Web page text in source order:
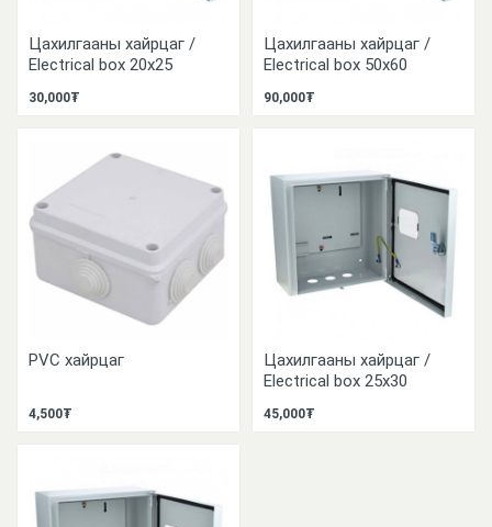
Цахилгааны хайрцаг /
Electrical box 20x25
30,000₮
Цахилгааны хайрцаг /
Electrical box 50x60
90,000₮
PVC хайрцаг
4,500₮
Цахилгааны хайрцаг /
Electrical box 25x30
45,000₮